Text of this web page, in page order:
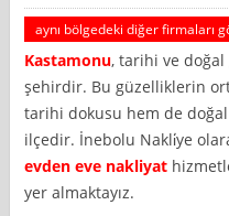
aynı bölgedeki diğer firmaları
Kastamonu, tarihi ve
şehirdir. Bu güzelliklerin
tarihi dokusu hem de
ilçedir. İnebolu Nakli̇ye
evden eve nakliyat
yer almaktayız.